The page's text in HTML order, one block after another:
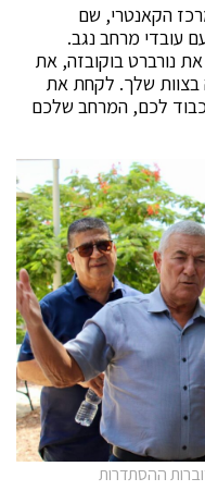
הקאנטרי, שם
עובדי מרחב נגב.
נורברט בוקובזה, את
בצוות שלך. לקחת את
לכם, המרחב שלכם
ההסתדרות